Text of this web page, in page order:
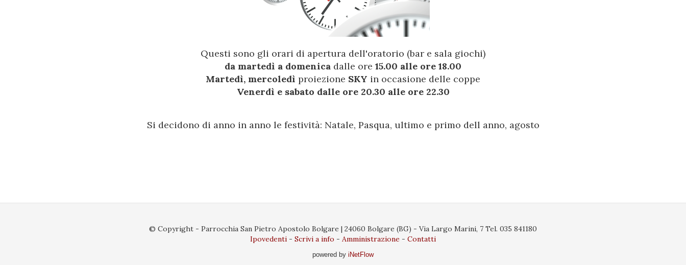
Questi sono gli orari di apertura dell'oratorio (bar e sala giochi)
da martedì a domenica dalle ore 15.00 alle ore 18.00
Martedì, mercoledì proiezione SKY in occasione delle coppe
Venerdì e sabato dalle ore 20.30 alle ore 22.30
Si decidono di anno in anno le festività: Natale, Pasqua, ultimo e primo dell anno, agosto
© Copyright - Parrocchia San Pietro Apostolo Bolgare | 24060 Bolgare (BG) - Via Largo Marini, 7 Tel. 035 841180
Ipovedenti
Scrivi a info Amministrazione Contatti
powered by iNetFlow